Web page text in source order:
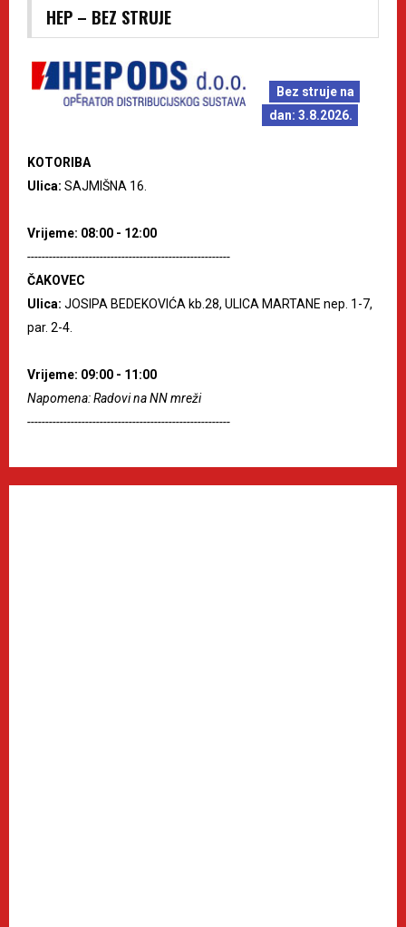
HEP – BEZ STRUJE
Bez struje na
dan: 3.8.2026.
KOTORIBA
Ulica: SAJMIŠNA 16.
Vrijeme: 08:00 - 12:00
--------------------------------------------------------
ČAKOVEC
Ulica: JOSIPA BEDEKOVIĆA kb.28, ULICA MARTANE nep. 1-7,
par. 2-4.
Vrijeme: 09:00 - 11:00
Napomena: Radovi na NN mreži
--------------------------------------------------------